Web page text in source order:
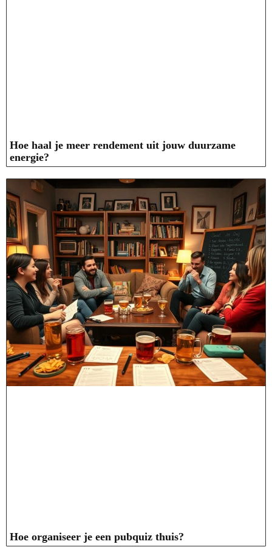
Hoe haal je meer rendement uit jouw duurzame
energie?
Hoe organiseer je een pubquiz thuis?